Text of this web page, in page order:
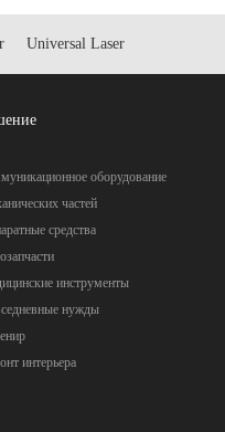
Universal Laser
оборудование
частей
средства
инструменты
нужды
интерьера